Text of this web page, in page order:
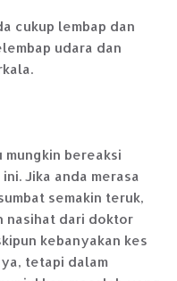
cukup lembap dan
udara dan
bereaksi
Jika anda merasa
semakin teruk,
nasihat dari doktor
kebanyakan kes
tetapi dalam